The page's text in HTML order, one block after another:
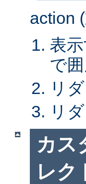
action
表
で
リ
リ
カス
レク